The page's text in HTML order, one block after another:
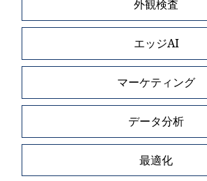
外観検査
エッジAI
マーケティング
データ分析
最適化